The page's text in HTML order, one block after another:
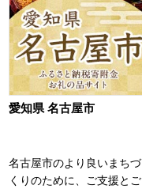
愛知県 名古屋市
名古屋市のより良いまちづ
くりのために、ご支援とご